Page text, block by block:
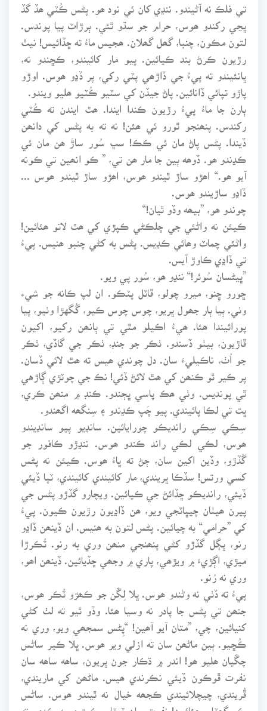
تي فلڪ نه آڻيندو. ننڍي کان ئي نود ھو. پڻس ڪُٽي ھڏ گڏ
ڀڃي رکندو ھوس، حرام جو سڌو ٿئي. ٻرڙاٽ پيا پوندس.
لتون مڪون، چنبا، گھل گھلان. ھجيس ماءُ ته ڇڏائيس! نيٺ
رڙيون ڪرڻ بند ڪيائين. پيو مار کائيندو، ڪڇندو نه،
ڀانئيندو ته پيءُ جي ڏاڙھي پٽي رکي، پر ڏڍو ھوس. اوڙو
پاڙو تپائي ڏانائين. پاڻ جيڏن کي سٽيو ڪُٽيو ھليو ويندو.
ٻارن جا ماءُ پيءُ رڙيون ڪندا ايندا. ھٿ ايندن ته ڪُٽي
رکندس. پنھنجو ٿورو ئي ھئن! نه ته به پڻس کي دانھن
ڏيندا. پڻس پاڻ مان ئي ڪڪ! سڀ سُور ساڙَ ھن مان ئي
ڪڍندو ھو. ڏوھه ٻين جا مار ھن تي، ” ڪو انھين تي ڪونه
آيو ھو.“ اھڙو ساڙ ٿيندو ھوس، اھڙو ساڙ ٿيندو ھوس ...
ڏاڍو ساڙيندو ھوس.
چوندو ھو، ”بيھه وڏو ٿيان!“
ڪيئن نه واڻئي جي چلڪڻي ڪپڙي کي ھٿ لاتو ھئائين!
واڻئي چماٽ وھائي ڪڍيس. پڻس به کڻي چنبو ھنيس. پيءُ
تي ڏاڍي ڪاوڙ آيس.
”ڀيڻسان سُوئر!“ ننڍو ھو، سُور پي ويو.
ڇورو ڇِنو، ميرو چولو، ڦاٽل پٽڪو. ان لپ ڪانه جو شيء
وٺي. ٻيا ٻار جھول ڀريو، چوس چوس ڪيو، گُگهڙا وٺيو، پيا
پورائيندا ھئا. ھيءُ اڪيلو مٿي تي ٻانھن رکيو، اکيون
ڦاڙيون، بيٺو ڏسندو. ٺڪر جو جنڊ، ٺڪر جي گاڏي، ٺڪر
جو اُٺ، ناڪيليءَ سان. دل چوندي ھيس ته ھٿ لائي ڏسان.
پر ڪير ٿو ڪنھن کي ھٿ لائڻ ڏئي! نڪ جي چوٽڙي ڳاڙهي
ٿي پونديس. وٺي ھڪ پاسي ڀڄندو. ڪنڊ ۾ منھن ڪري،
ڀت تي لڪا پائيندي. پيو چَپ ڪڍندو ۽ سِنگھه اگھندو.
سِڪي سِڪي رانديڪو چورايائين. سانڍيو پيو سانڍيندو
ھوس، لڪي لڪي راند ڪندو ھوس. ننڍڙو ڪافور جو
گُڏڙو، وڏين اکين سان، ڄڻ ته ڀاءُ ھوس. ڪيئن نه پڻس
کسي ورتس! سڏڪا ڀريندي، مار کائيندي کائيندي، ٽپا ڏيئي
ڏيئي، رانديڪو ڇڏائڻ جي ڪيائين. ويچارو گڏڙو پڻس جي
پيرن ھيٺان چيڀاٽجي ويو، ھن ڏاڍيون رڙيون ڪيون. پيءُ
کي ”حرامي“ به چيائين. پڻس لتون به ھنيس. ان ڏينھن ڏاڍو
رنو، ڀڳل گڏڙو کڻي پنھنجي منھن وري به رنو. ٽُڪرڙا
ميڙي، اڳڙيءَ ۾ ويڙھي، پاري ۾ وجھي ڇڏيائين. ڏينھن اھو،
پيءُ ته ڏٺي نه وڻندو ھوس. ڀلا لِڱن جو ڪھڙو ٽُڪر ھوس،
جنھن تي پڻس جا پادر نه وسيا ھئا. وڏو ٿيو ته لٺ کڻي
کنيائين، چي، ”متان آيو آھين! “پِڻس سمجھي ويو، وري نه
ڪُڇيو. ٻين ماڻھن سان ته ازلي وير ھوس. ڀلا ڪير ساڻس
چڱيان ھليو ھو! اندر ۾ ڌڪار جون ڀريون، ساھه ساھه سان
نفرت ڦوڪون ڏيئي نڪرندي ھيس. ماڻھن کي ماريندي،
ڦُريندي، چيچلائيندي ڪجھه خيال نه ٿيندو ھوس. ساڻس
ڪو گھٽايو ھئائون! نفرت سان ٽمٽار، ڪيتري به ڪڍي، ته